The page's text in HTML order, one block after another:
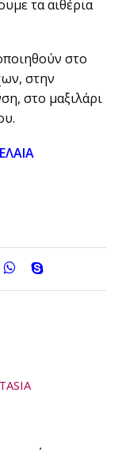
τα αιθέρια
στο
στην
στο μαξιλάρι